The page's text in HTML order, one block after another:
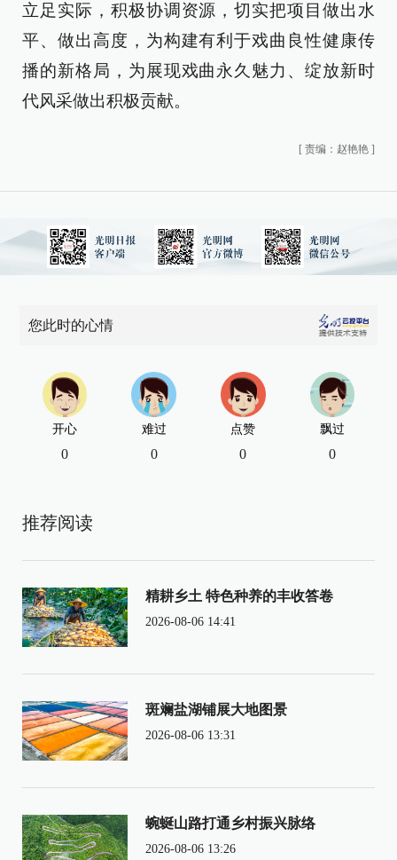
立足实际，积极协调资源，切实把项目做出水
平、做出高度，为构建有利于戏曲良性健康传
播的新格局，为展现戏曲永久魅力、绽放新时
代风采做出积极贡献。
[ 责编：赵艳艳 ]
您此时的心情
开心
0
难过
0
点赞
0
飘过
0
推荐阅读
精耕乡土 特色种养的丰收答卷
2026-08-06 14:41
斑斓盐湖铺展大地图景
2026-08-06 13:31
蜿蜒山路打通乡村振兴脉络
2026-08-06 13:26